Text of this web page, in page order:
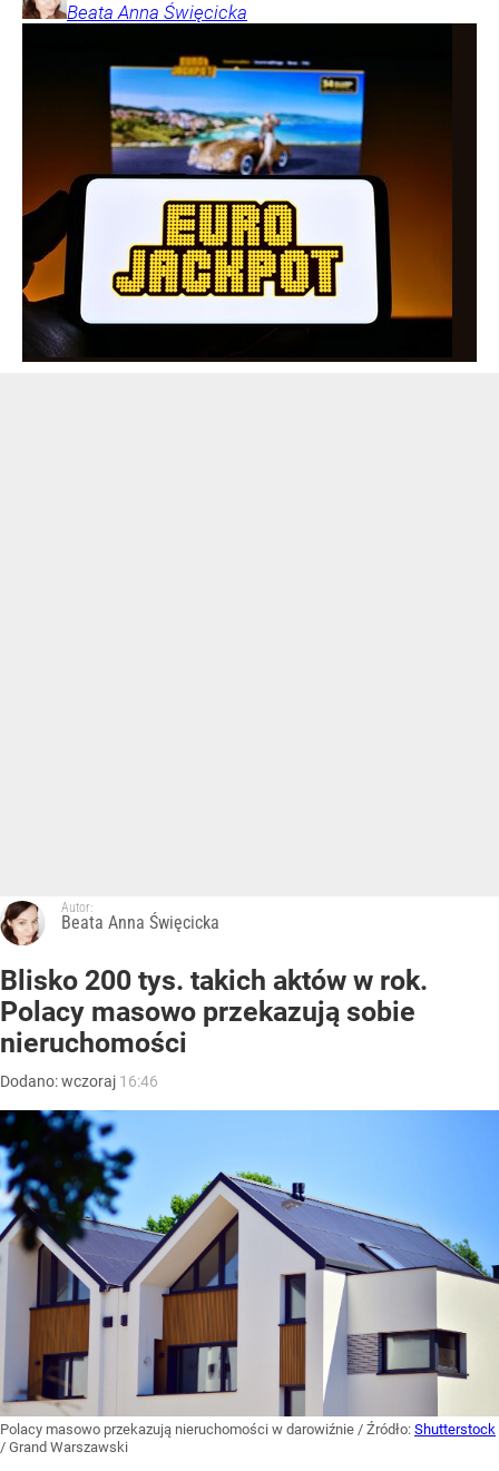
Beata Anna Święcicka
Autor:
Beata Anna Święcicka
Blisko 200 tys. takich aktów w rok.
Polacy masowo przekazują sobie
nieruchomości
Dodano:wczoraj 16:46
Polacy masowo przekazują nieruchomości w darowiźnie / Źródło: Shutterstock
/ Grand Warszawski